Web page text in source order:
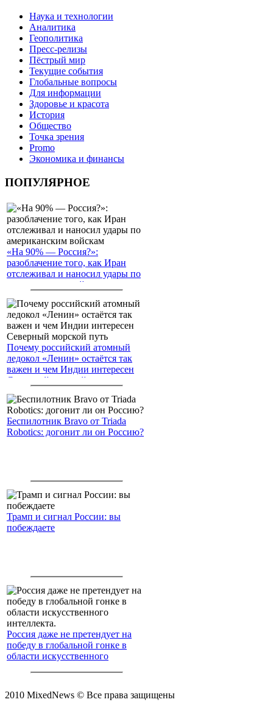
Наука и технологии
Аналитика
Геополитика
Пресс-релизы
Пёстрый мир
Текущие события
Глобальные вопросы
Для информации
Здоровье и красота
История
Общество
Точка зрения
Promo
Экономика и финансы
ПОПУЛЯРНОЕ
«На 90% — Россия?»:
разоблачение того, как Иран
отслеживал и наносил удары по
американским войскам
Почему российский атомный
ледокол «Ленин» остаётся так
важен и чем Индии интересен
Северный морской путь
Беспилотник Bravo от Triada
Robotics: догонит ли он Россию?
Трамп и сигнал России: вы
побеждаете
Россия даже не претендует на
победу в глобальной гонке в
области искусственного
2010 MixedNews © Все права защищены